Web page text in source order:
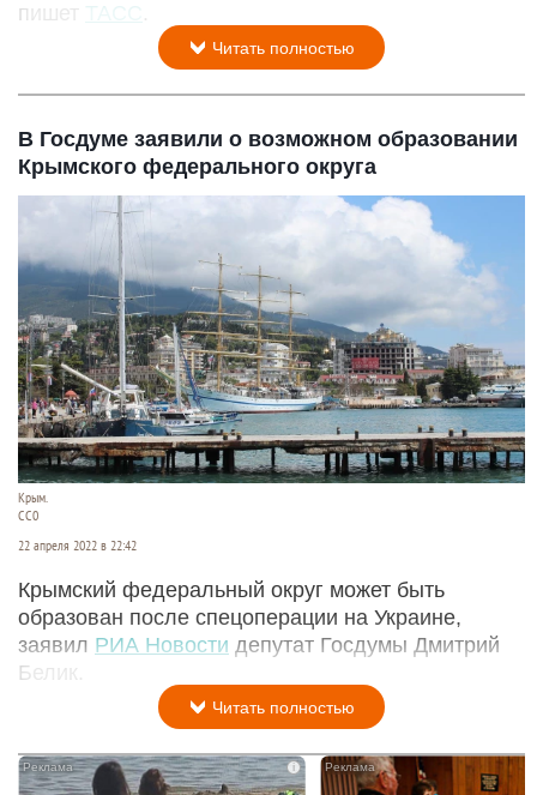
пишет ТАСС
Читать полностью
В Госдуме заявили о возможном образовании
Крымского федерального округа
Крым.
CC0
22 апреля 2022 в 22:42
Крымский федеральный округ может быть
образован после спецоперации на Украине,
заявил РИА Новости депутат Госдумы Дмитрий
Белик.
Читать полностью
i